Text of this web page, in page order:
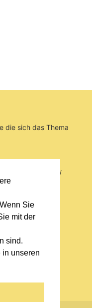
Sie
mit der
sind.
in unseren
die sich das Thema